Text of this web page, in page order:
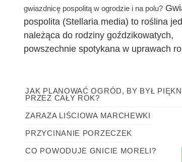
gwiazdnicę pospolitą w ogrodzie i na polu?
pospolita (Stellaria media) to roślina
należąca do rodziny goździkowatych,
powszechnie spotykana w uprawach
JAK PLANOWAĆ OGRÓD, BY BYŁ
PRZEZ CAŁY ROK?
ZARAZA LIŚCIOWA MARCHEWKI
PRZYCINANIE PORZECZEK
CO POWODUJE GNICIE MORELI?